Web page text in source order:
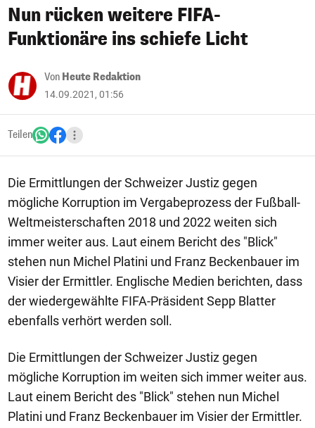
Nun rücken weitere FIFA-
Funktionäre ins schiefe Licht
Von Heute Redaktion
14.09.2021, 01:56
Teilen
Die Ermittlungen der Schweizer Justiz gegen
mögliche Korruption im Vergabeprozess der Fußball-
Weltmeisterschaften 2018 und 2022 weiten sich
immer weiter aus. Laut einem Bericht des "Blick"
stehen nun Michel Platini und Franz Beckenbauer im
Visier der Ermittler. Englische Medien berichten, dass
der wiedergewählte FIFA-Präsident Sepp Blatter
ebenfalls verhört werden soll.
Die Ermittlungen der Schweizer Justiz gegen
mögliche Korruption im weiten sich immer weiter aus.
Laut einem Bericht des "Blick" stehen nun Michel
Platini und Franz Beckenbauer im Visier der Ermittler.